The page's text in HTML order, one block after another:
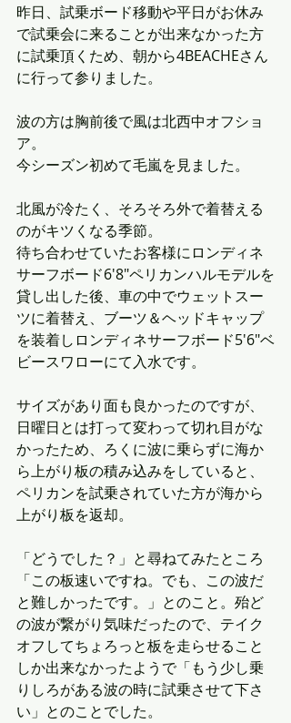
昨日、試乗ボード移動や平日がお休み
で試乗会に来ることが出来なかった方
に試乗頂くため、朝から4BEACHEさん
に行って参りました。
波の方は胸前後で風は北西中オフショ
ア。
今シーズン初めて毛嵐を見ました。
北風が冷たく、そろそろ外で着替える
のがキツくなる季節。
待ち合わせていたお客様にロンディネ
サーフボード6'8"ペリカンハルモデルを
貸し出した後、車の中でウェットスー
ツに着替え、ブーツ＆ヘッドキャップ
を装着しロンディネサーフボード5'6"ベ
ビースワローにて入水です。
サイズがあり面も良かったのですが、
日曜日とは打って変わって切れ目がな
かったため、ろくに波に乗らずに海か
ら上がり板の積み込みをしていると、
ペリカンを試乗されていた方が海から
上がり板を返却。
「どうでした？」と尋ねてみたところ
「この板速いですね。でも、この波だ
と難しかったです。」とのこと。殆ど
の波が繋がり気味だったので、テイク
オフしてちょろっと板を走らせること
しか出来なかったようで「もう少し乗
りしろがある波の時に試乗させて下さ
い」とのことでした。